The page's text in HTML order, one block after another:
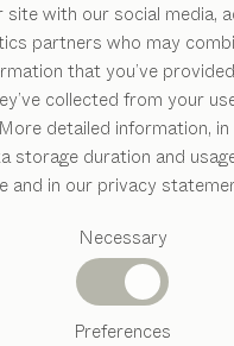
site with our social media,
partners who may
that you’ve
collected from your
detailed information,
storage duration and
and in our privacy
Necessary
Preferences
UNS
Tisch steht archetypisch
Ausziehtischen. Seine
verbindet zeitlose
Funktionalität. So setzt
und morgen.
angeführt, werden
mit reinem Naturöl